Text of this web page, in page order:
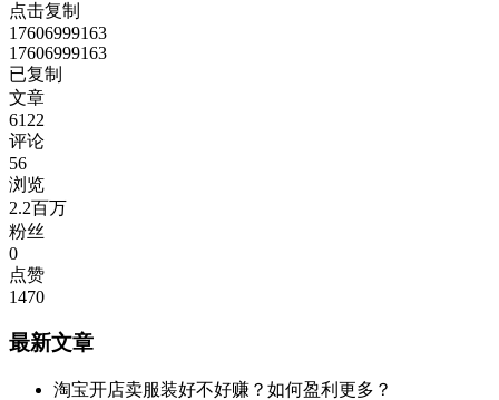
点击复制
17606999163
17606999163
已复制
文章
6122
评论
56
浏览
2.2百万
粉丝
0
点赞
1470
最新文章
淘宝开店卖服装好不好赚？如何盈利更多？